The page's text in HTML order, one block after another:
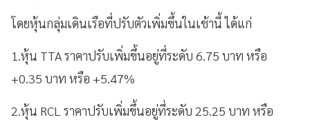
โดยหุ้นกลุ่มเดินเรือที่ปรับตัวเพิ่มขึ้นในเช้านี้ ได้แก่
1.หุ้น TTA ราคาปรับเพิ่มขึ้นอยู่ที่ระดับ 6.75 บาท หรือ
+0.35 บาท หรือ +5.47%
2.หุ้น RCL ราคาปรับเพิ่มขึ้นอยู่ที่ระดับ 25.25 บาท หรือ